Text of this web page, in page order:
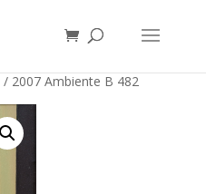
/ 2007 Ambiente B 482